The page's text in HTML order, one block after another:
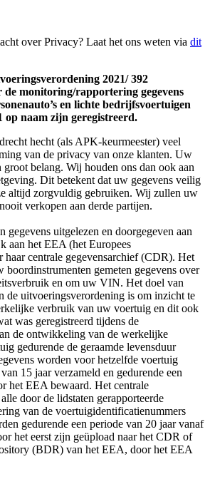
over Privacy? Laat het ons weten via dit
2021/ 392
de monitoring/rapportering gegevens
en lichte bedrijfsvoertuigen
op naam zijn geregistreerd.
hecht (als APK-keurmeester) veel
van de privacy van onze klanten. Uw
belang. Wij houden ons dan ook aan
Dit betekent dat uw gegevens veilig
altijd zorgvuldig gebruiken. Wij zullen uw
verkopen aan derde partijen.
gegevens uitgelezen en doorgegeven aan
aan het EEA (het Europees
haar centrale gegevensarchief (CDR). Het
boordinstrumenten gemeten gegevens over
en om uw VIN. Het doel van
de uitvoeringsverordening is om inzicht te
verbruik van uw voertuig en dit ook
was geregistreerd tijdens de
de ontwikkeling van de werkelijke
gedurende de geraamde levensduur
worden voor hetzelfde voertuig
15 jaar verzameld en gedurende een
het EEA bewaard. Het centrale
door de lidstaten gerapporteerde
van de voertuigidentificatienummers
gedurende een periode van 20 jaar vanaf
het eerst zijn geüpload naar het CDR of
(BDR) van het EEA, door het EEA